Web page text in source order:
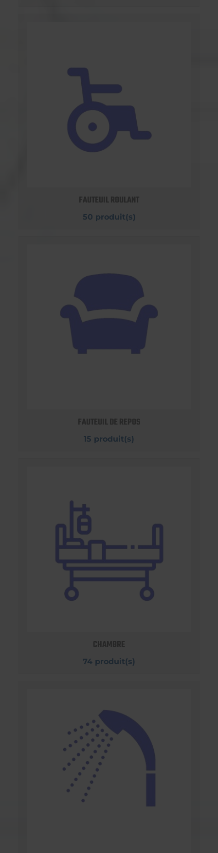
FAUTEUIL ROULANT
50 produit(s)
FAUTEUIL DE REPOS
15 produit(s)
CHAMBRE
74 produit(s)